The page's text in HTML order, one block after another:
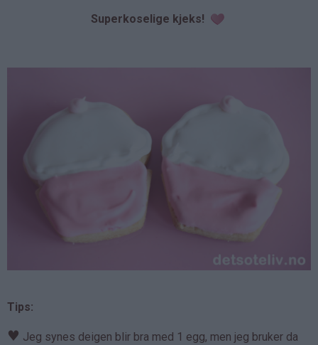
Superkoselige kjeks!
Tips:
♥ Jeg synes deigen blir bra med 1 egg, men jeg bruker da